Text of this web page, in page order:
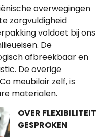
overwegingen
zorgvuldigheid
voldoet bij ons
De
afbreekbaar en
De overige
meubilair zelf, is
materialen.
OVER FLEXIBILITEIT
GESPROKEN